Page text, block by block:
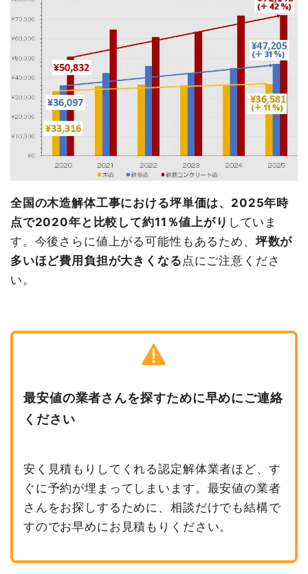
全国の木造解体工事における坪単価は、2025年時
点で2020年と比較して約11％値上がり していま
す。今後さらに値上がる可能性もあるため、 坪数が
多いほど費用負担が大きくなる 点にご注意くださ
い。
最安値の業者さんを探すために早めにご連絡
ください
安く見積もりしてくれる認定解体業者ほど、す
ぐに予約が埋まってしまいます。最安値の業者
さんをお探しするために、相談だけでも結構で
すのでお早めにお見積もりください。